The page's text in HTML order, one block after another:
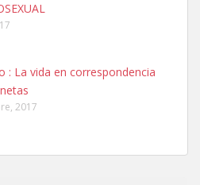
papillera, asustada tiene miedo a la
: La vida en correspondencia
2017